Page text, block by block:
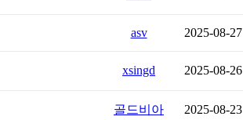
asv 2025-08-27
xsingd 2025-08-26
골드비아 2025-08-23